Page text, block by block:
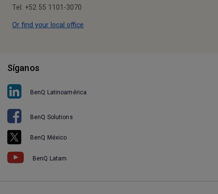
Tel: +52 55 1101-3070
Or find your local office
Síganos
BenQ Latinoamérica
BenQ Solutions
BenQ México
BenQ Latam